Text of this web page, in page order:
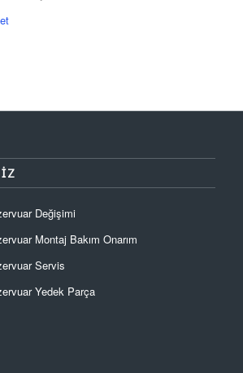
Değişimi
Montaj Bakım Onarım
Servis
Yedek Parça